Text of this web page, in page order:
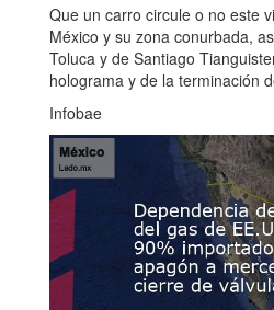
Que un carro circule o no este
México y su zona conurbada,
Toluca y de Santiago
holograma y de la terminación
Infobae